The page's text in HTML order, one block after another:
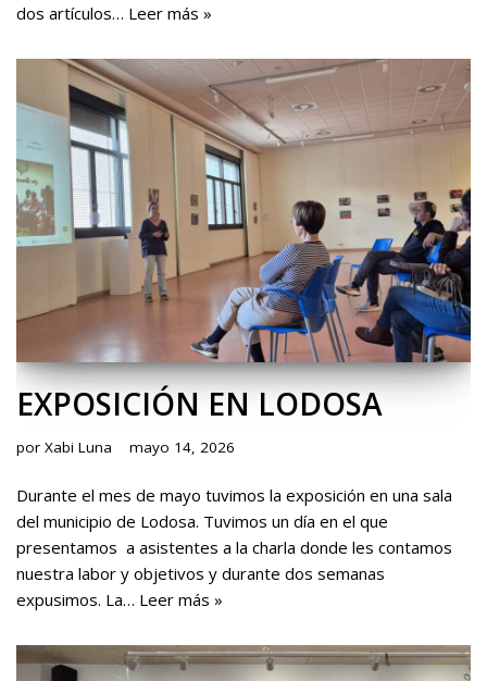
dos artículos… Leer más »
EXPOSICIÓN EN LODOSA
por Xabi Luna mayo 14, 2026
Durante el mes de mayo tuvimos la exposición en una sala
del municipio de Lodosa. Tuvimos un día en el que
presentamos a asistentes a la charla donde les contamos
nuestra labor y objetivos y durante dos semanas
expusimos. La… Leer más »